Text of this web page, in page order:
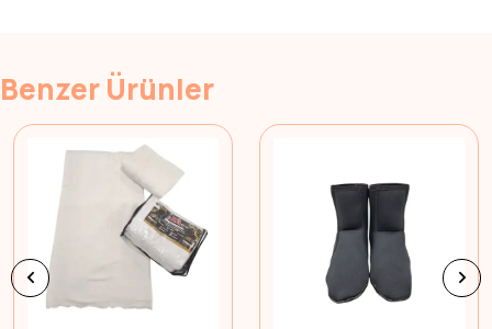
Benzer Ürünler